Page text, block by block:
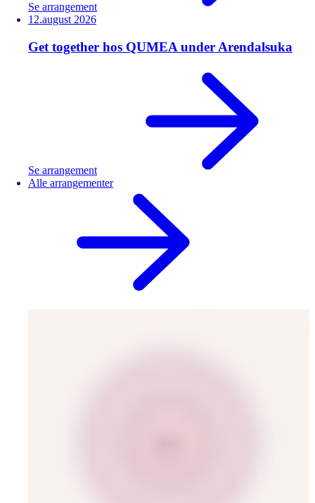
Se arrangement
12.august 2026
Get together hos QUMEA under Arendalsuka
Se arrangement
Alle arrangementer